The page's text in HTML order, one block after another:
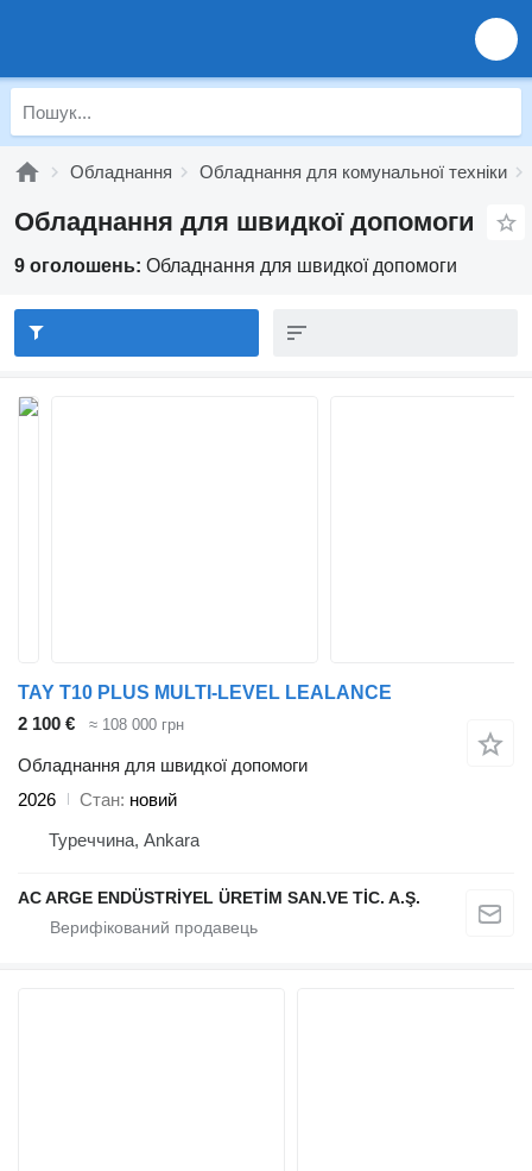
Обладнання Обладнання для комунальної техніки
Обладнання для швидкої допомоги
9 оголошень: Обладнання для швидкої допомоги
TAY T10 PLUS MULTI-LEVEL LEALANCE
2 100 €
≈ 108 000 грн
Обладнання для швидкої допомоги
2026
Стан новий
Туреччина, Ankara
AC ARGE ENDÜSTRİYEL ÜRETİM SAN.VE TİC. A.Ş.